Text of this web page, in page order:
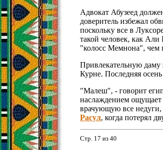
Адвокат Абузеед
доверитель избежал
поскольку все в
такой человек, как Али
"колосс Мемнона", чем
Привлекательную даму
Курне. Последняя
"Малеш", - говорит
наслаждением ощущает
врачующую все
Расул, когда потерял
Стр. 17 из 40